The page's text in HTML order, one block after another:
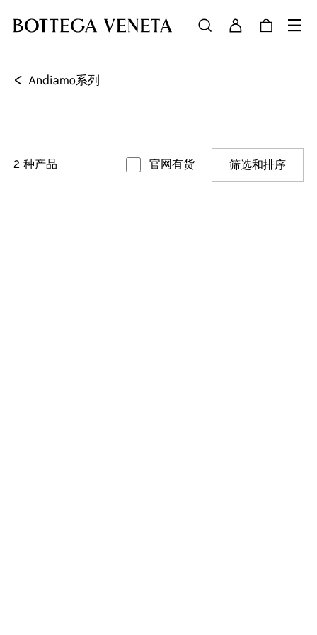
< Andiamo系列
2 种产品 官网有货 筛选和排序